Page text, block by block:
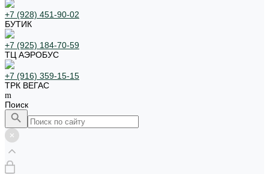
+7 (928) 451-90-02
БУТИК
+7 (925) 184-70-59
ТЦ АЭРОБУС
+7 (916) 359-15-15
ТРК ВЕГАС
Поиск